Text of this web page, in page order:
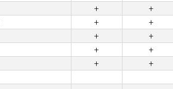
+ +
+ +
+ +
+ +
+ +